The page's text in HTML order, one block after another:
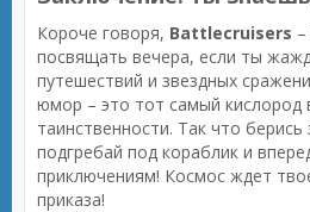
Короче говоря, Battlecruisers
посвящать вечера, если ты
путешествий и звездных
юмор – это тот самый кислород
таинственности. Так что
подгребай под кораблик и
приключениям! Космос ждет
приказа!